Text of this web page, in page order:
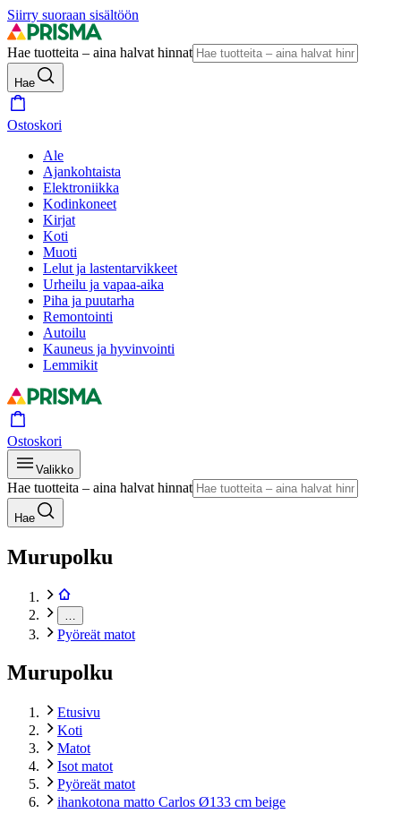
Siirry suoraan sisältöön
Hae tuotteita – aina halvat hinnat
Hae
Ostoskori
Ale
Ajankohtaista
Elektroniikka
Kodinkoneet
Kirjat
Koti
Muoti
Lelut ja lastentarvikkeet
Urheilu ja vapaa-aika
Piha ja puutarha
Remontointi
Autoilu
Kauneus ja hyvinvointi
Lemmikit
Ostoskori
Valikko
Hae tuotteita – aina halvat hinnat
Hae
Murupolku
Pyöreät matot
Murupolku
Etusivu
Koti
Matot
Isot matot
Pyöreät matot
ihankotona matto Carlos Ø133 cm beige